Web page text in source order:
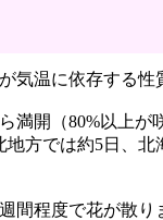
気温に依存する性
満開（80%以上
方では約5日、
間程度で花が散